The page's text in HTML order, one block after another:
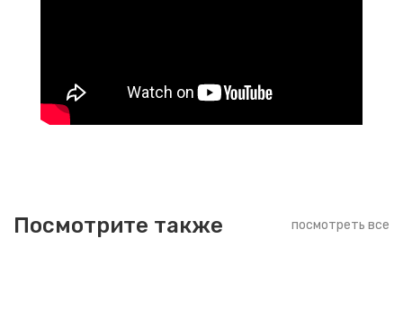
Посмотрите также посмотреть все